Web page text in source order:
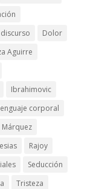
discurso
Dolor
Aguirre
Ibrahimovic
corporal
Márquez
Rajoy
Seducción
Tristeza